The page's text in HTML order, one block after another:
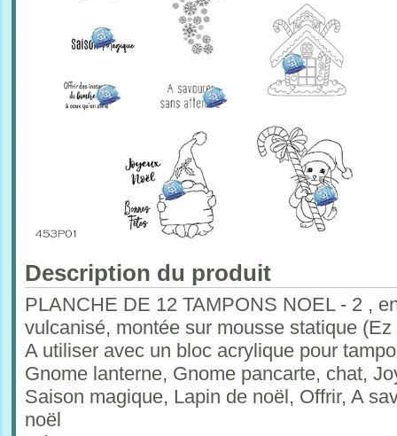
Description du produit
PLANCHE DE 12 TAMPONS NOEL - 2 ,
vulcanisé, montée sur mousse statique (Ez
A utiliser avec un bloc acrylique pour
Gnome lanterne, Gnome pancarte, chat,
Saison magique, Lapin de noël, Offrir, A
noël